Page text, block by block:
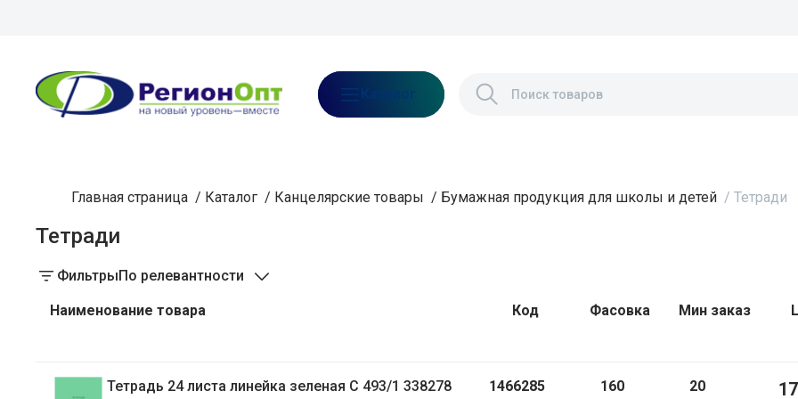
Каталог
Главная страница / Каталог / Канцелярские товары / Бумажная продукция для школы и детей / Тетради
Тетради
ФильтрыПо релевантности
Наименование товара Код Фасовка Мин заказ
Тетрадь 24 листа линейка зеленая C 493/1 338278
1466285 160 20